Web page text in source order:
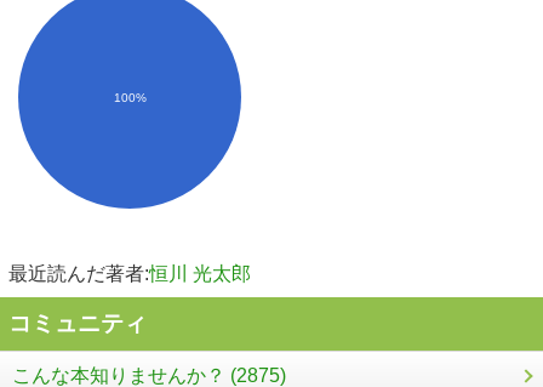
100%
最近読んだ著者:恒川 光太郎
コミュニティ
こんな本知りませんか？ (2875)